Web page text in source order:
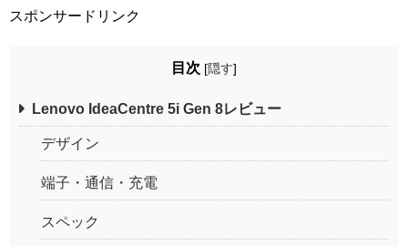
スポンサードリンク
目次 [隠す]
Lenovo IdeaCentre 5i Gen 8レビュー
デザイン
端子・通信・充電
スペック